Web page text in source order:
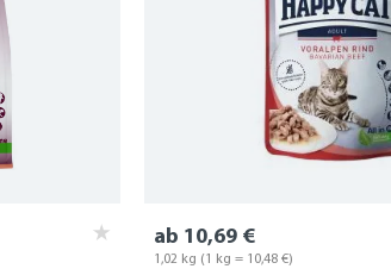
ab 10,69 €
1,02 kg (1 kg = 10,48 €)